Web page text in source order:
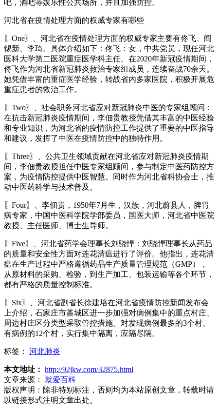
吧，酒吧等娱乐性公共场所，并且加强防控。
河北省在疫情处理方面的权威专家有哪些
〖One〗、河北省在疫情处理方面的权威专家主要有佟飞、阎
锡新、李琦。具体介绍如下：佟飞：女，中共党员，现任河北
医科大学第二医院重症医学科主任。在2020年新冠疫情期间，
佟飞作为河北省新冠肺炎救治专家组成员，连续奋战70余天。
她凭借丰富的重症医学经验，转战省内多家医院，积极开展危
重症患者的救治工作。
〖Two〗、社会职务河北省应对新冠肺炎中医的专家组顾问：
在抗击新冠肺炎疫情期间，李佃贵教授凭借其丰富的中医经验
和专业知识，为河北省的疫情防控工作提供了重要的中医指导
和建议，发挥了中医在疫情防控中的独特作用。
〖Three〗、公共卫生领域贡献在河北省应对新冠肺炎疫情期
间，李佃贵教授担任中医专家组顾问，参与制定中医药防控方
案，为疫情防控提供中医智慧。同时作为河北省科协会士，推
动中医药科学与技术普及。
〖Four〗、李佃贵，1950年7月生，汉族，河北蔚县人，脾胃
病专家，中国中医科学院学部委员，国医大师，河北省中医院
教授、主任医师、博士生导师。
〖Five〗、河北省药学会理事长刘骁悍：刘骁悍理事长从药品
的质量和安全性方面对连花清瘟进行了评价。他指出，连花清
瘟在生产过程中严格遵循药品生产质量管理规范（GMP），
从原材料的采购、检验，到生产加工、包装运输等各个环节，
都有严格的质量控制标准。
〖Six〗、河北省副省长徐建培在河北省疫情防控新闻发布会
上介绍，石家庄市藁城区进一步加强对病例集中的重点村庄、
周边村庄区分类型采取管控措施。对发现病例最多的3个村、
有病例的12个村，实行集中隔离，应隔尽隔。
标签： 河北肺炎
本文地址： http://92jkw.com/32875.html
文章来源：
就爱百科
版权声明： 除非特别标注，否则均为本站原创文章，转载时请
以链接形式注明文章出处。